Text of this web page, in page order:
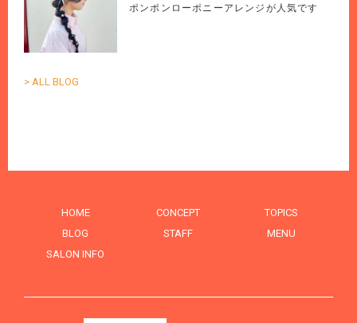
ポンポンローポニーアレンジが人気です
> ALL BLOG
HOME CONCEPT
TOPICS
BLOG
STAFF
MENU
SALON INFO